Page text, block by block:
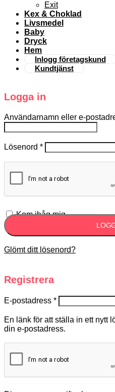
Exit
Kex & Choklad
Livsmedel
Baby
Dryck
Hem
Inlogg företagskund
Kundtjänst
Logga in
Användarnamn eller e-
Lösenord *
Kom ihåg mig
Glömt ditt lösenord?
Registrera
E-postadress *
En länk för att ställa in ett nytt
din e-postadress.